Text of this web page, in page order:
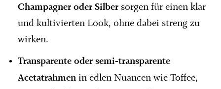
Champagner oder Silber sorgen für einen klar
und kultivierten Look, ohne dabei streng zu
wirken.
Transparente oder semi-transparente
Acetatrahmen in edlen Nuancen wie Toffee,